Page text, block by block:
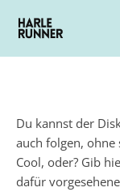
Du kannst der
auch folgen, ohne
Cool, oder? Gib
dafür